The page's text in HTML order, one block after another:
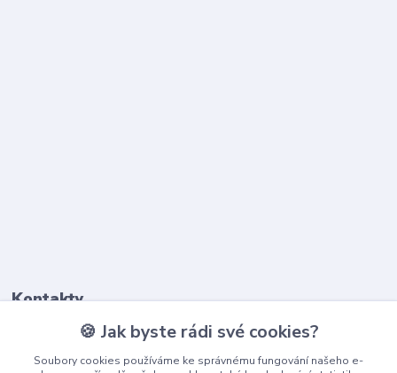
Kontakty
(Po-Pá, 9-17 hod.)
🍪 Jak byste rádi své cookies?
Soubory cookies používáme ke správnému fungování našeho e-